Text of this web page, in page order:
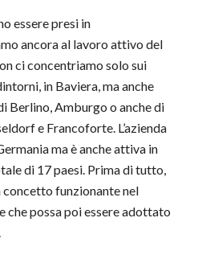
essere presi in
ancora al lavoro attivo del
ci concentriamo solo sui
in Baviera, ma anche
Berlino, Amburgo o anche di
e Francoforte. L’azienda
ma è anche attiva in
di 17 paesi. Prima di tutto,
funzionante nel
che possa poi essere adottato